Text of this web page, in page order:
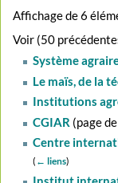
Affichage de 6
Voir (50
Système
Le maïs, de la
Institutions
CGIAR (page
Centre
( ← liens)